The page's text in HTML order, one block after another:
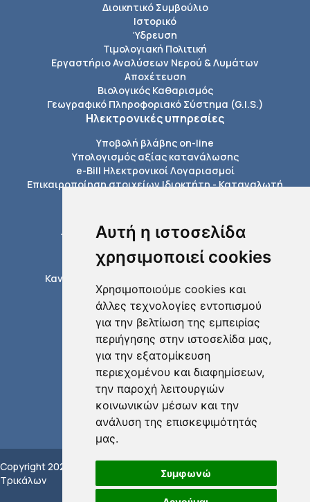
Αυτή η ιστοσελίδα
χρησιμοποιεί cookies
Χρησιμοποιούμε cookies και
άλλες τεχνολογίες εντοπισμού
για την βελτίωση της εμπειρίας
περιήγησης στην ιστοσελίδα μας,
για την εξατομίκευση
περιεχομένου και διαφημίσεων,
την παροχή λειτουργιών
κοινωνικών μέσων και την
ανάλυση της επισκεψιμότητάς
μας.
Συμφωνώ
Διοικητικό Συμβούλιο
Ιστορικό
Ύδρευση
Τιμολογιακή Πολιτική
Εργαστήριο Αναλύσεων Νερού & Λυμάτων
Αποχέτευση
Βιολογικός Καθαρισμός
Γεωγραφικό Πληροφοριακό Σύστημα (G.I.S.)
Ηλεκτρονικές υπηρεσίες
Υποβολή βλάβης on-line
Υπολογισμός αξίας κατανάλωσης
e-Bill Ηλεκτρονικοί Λογαριασμοί
Επικαιροποίηση στοιχείων Ιδιοκτήτη - Καταναλωτή
Εξόφληση Λογαριασμών
Τέλη σύνδεσης με το δίκτυο της ΔΕΥΑΤ
Διαδικασίες ύδρευσης
Διαδικασίες αποχέτευσης
Κανονισμοί δικτύων ύδρευσης αποχέτευσης
Έντυπα / Αιτήσεις
Τηλεφωνικός κατάλογος
Copyright 2022 ΔEYA
Τρικάλων
Πολιτική Προστασίας
Προσωπικών Δεδομένων
Υλοποίηση: